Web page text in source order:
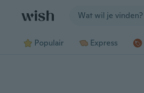
Populair Express